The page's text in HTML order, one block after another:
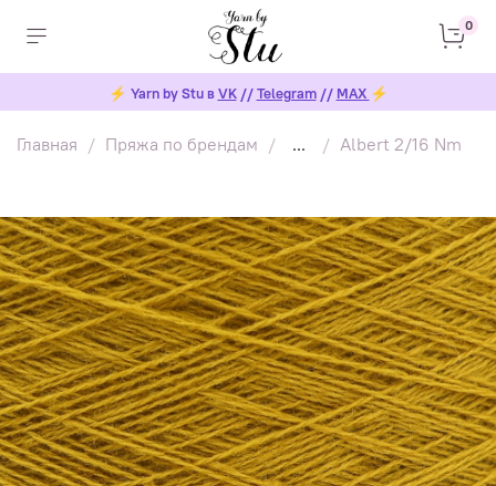
0
⚡ Yarn by Stu вVK//Telegram// MAX ⚡
Главная Пряжа по брендам ... Albert 2/16 Nm